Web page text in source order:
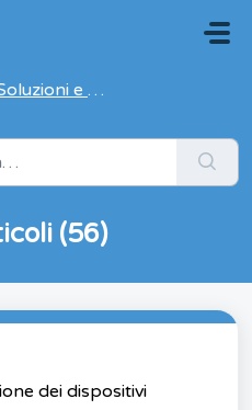
e articoli
(56)
dei dispositivi